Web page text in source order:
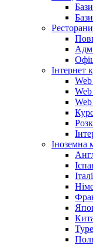
Інтернет
Іноземна